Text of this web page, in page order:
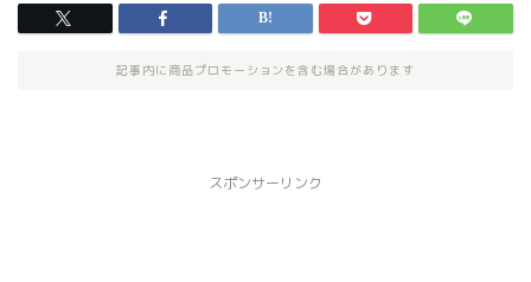
記事内に商品プロモーションを含む場合があります
スポンサーリンク